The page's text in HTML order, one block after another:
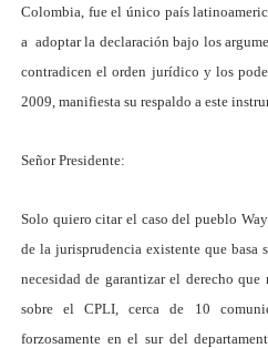
Colombia, fue el único país
a adoptar la declaraciónbajo los
contradicen el orden jurídico y los
2009, manifiesta su respaldo a este
Señor Presidente:
Solo quiero citar el caso del pueblo
de la jurisprudencia existente que basa
necesidad de garantizar el derecho
sobre el CPLI, cerca de 10
forzosamente en el sur del